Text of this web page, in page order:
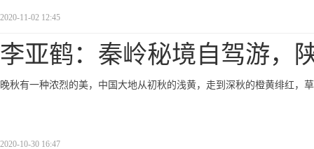
2020-11-02 12:45
李亚鹤：秦岭秘境自驾游，
晚秋有一种浓烈的美，中国大地从初秋的浅黄，走到深秋的橙黄绯红，
2020-10-30 16:47